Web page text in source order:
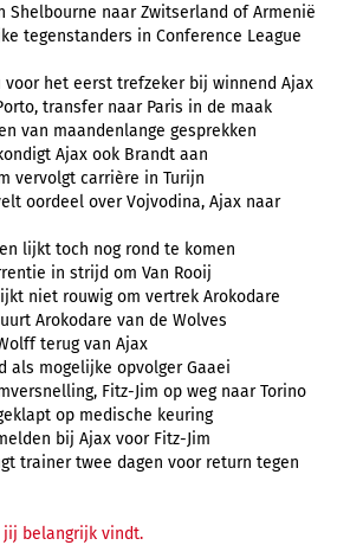
Shelbourne naar Zwitserland of Armenië
tegenstanders in Conference League
voor het eerst trefzeker bij winnend Ajax
transfer naar Paris in de maak
van maandenlange gesprekken
Ajax ook Brandt aan
vervolgt carrière in Turijn
oordeel over Vojvodina, Ajax naar
lijkt toch nog rond te komen
in strijd om Van Rooij
niet rouwig om vertrek Arokodare
Arokodare van de Wolves
terug van Ajax
als mogelijke opvolger Gaaei
Fitz-Jim op weg naar Torino
op medische keuring
bij Ajax voor Fitz-Jim
trainer twee dagen voor return tegen
belangrijk vindt.